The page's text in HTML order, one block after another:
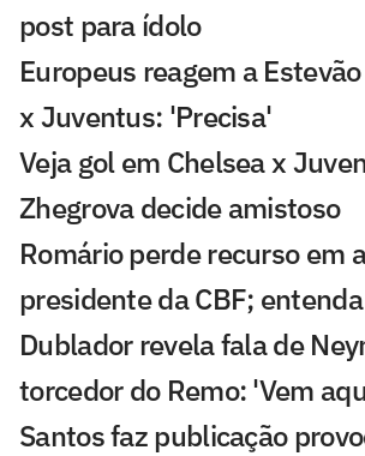
post para ídolo
Europeus reagem a
x Juventus: 'Precisa'
Veja gol em Chelsea x
Zhegrova decide amistoso
Romário perde recurso em
presidente da CBF; entenda
Dublador revela fala de
torcedor do Remo: 'Vem
Santos faz publicação